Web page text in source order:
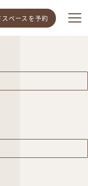
スペースを予約